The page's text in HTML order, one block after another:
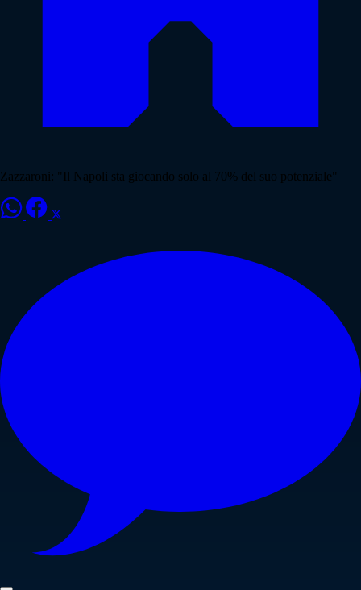
Zazzaroni: "Il Napoli sta giocando solo al 70% del suo potenziale"